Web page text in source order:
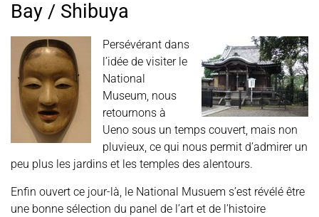
Bay / Shibuya
Persévérant dans
l’idée de visiter le
National
Museum, nous
retournons à
Ueno sous un temps couvert, mais non
pluvieux, ce qui nous permit d’admirer un
peu plus les jardins et les temples des alentours.
Enfin ouvert ce jour-là, le National Musuem s’est révélé être
une bonne sélection du panel de l’art et de l’histoire